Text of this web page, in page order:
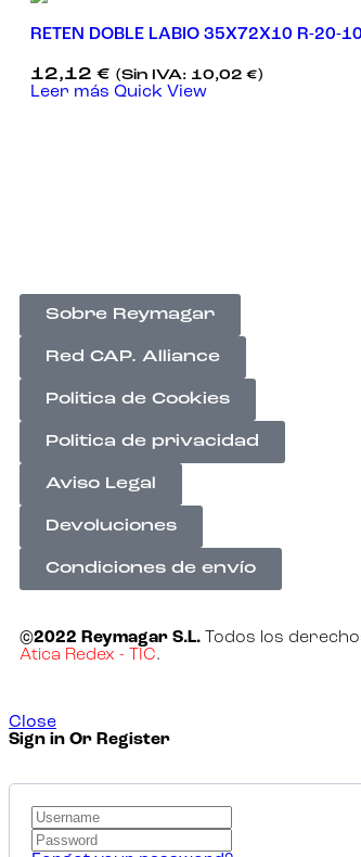
RETEN DOBLE LABIO 35X72X10 R-20-10
12,12 € (Sin IVA: 10,02 €)
Leer más Quick View
Sobre Reymagar
Red CAP. Alliance
Politica de Cookies
Politica de privacidad
Aviso Legal
Devoluciones
Condiciones de envío
©2022 Reymagar S.L. Todos los
Atica Redex - TIC.
Close
Sign in Or Register